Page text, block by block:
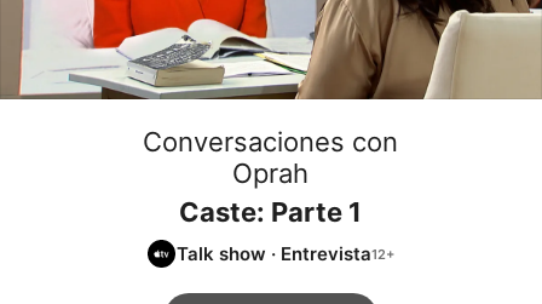
Conversaciones con
Oprah
Caste: Parte 1
Talk show · Entrevista